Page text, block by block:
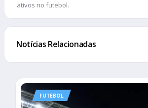
ativos no futebol.
Notícias Relacionadas
FUTEBOL